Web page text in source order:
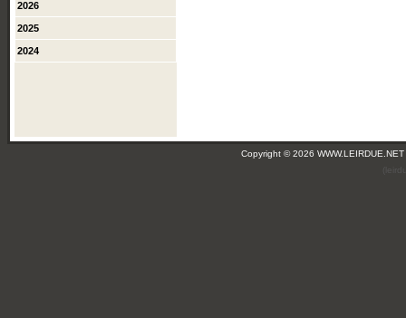
2026
2025
2024
Copyright © 2026